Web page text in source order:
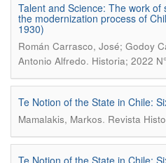
Talent and Science: The work
the modernization process of
1930)
Román Carrasco, José; Godoy
Antonio Alfredo. Historia; 2022
Te Notion of the State in Chile:
Mamalakis, Markos. Revista
Te Notion of the State in Chile: